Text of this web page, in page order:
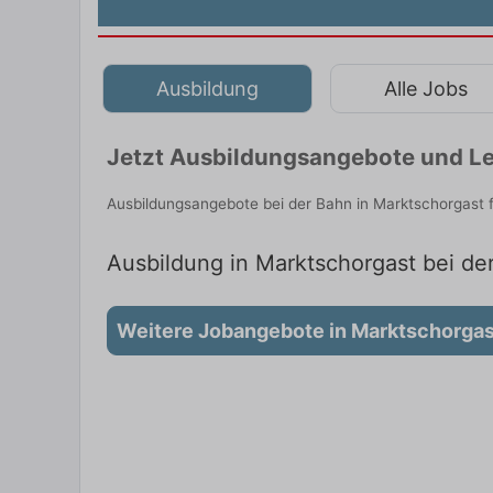
Ausbildung Alle Jobs
Jetzt Ausbildungsangebote und
Ausbildungsangebote bei der Bahn in
Ausbildung in Marktschorgast bei
Weitere Jobangebote in